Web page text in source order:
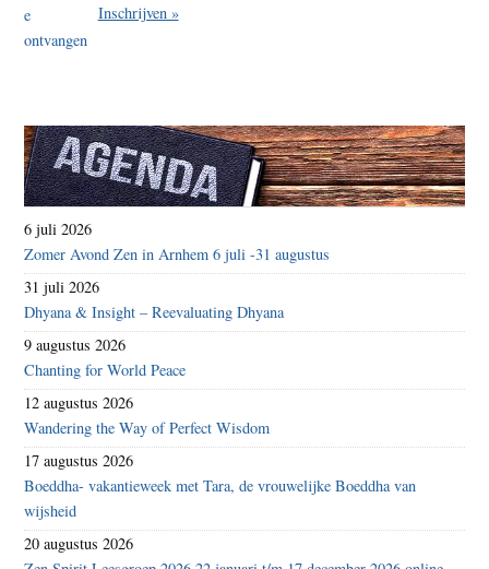
Inschrijven »
6 juli 2026
Zomer Avond Zen in Arnhem 6 juli -31 augustus
31 juli 2026
Dhyana & Insight – Reevaluating Dhyana
9 augustus 2026
Chanting for World Peace
12 augustus 2026
Wandering the Way of Perfect Wisdom
17 augustus 2026
Boeddha- vakantieweek met Tara, de vrouwelijke Boeddha van
wijsheid
20 augustus 2026